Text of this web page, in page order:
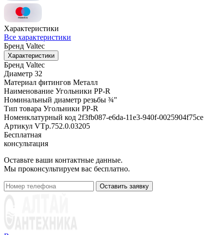
Характеристики
Все характеристики
Бренд Valtec
Характеристики
Бренд Valtec
Диаметр 32
Материал фитингов Металл
Наименование Угольники PP-R
Номинальный диаметр резьбы ¾"
Тип товара Угольники PP-R
Номенклатурный код 2f3fb087-e6da-11e3-940f-0025904f75ce
Артикул VTp.752.0.03205
Бесплатная
консультация
Оставьте ваши контактные данные.
Мы проконсультируем вас бесплатно.
Оставить заявку